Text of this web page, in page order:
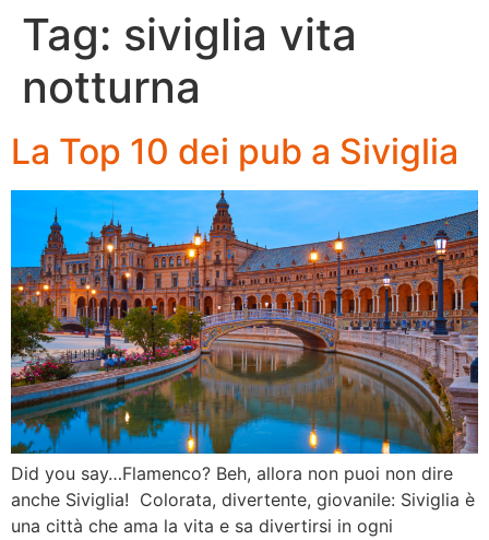
Tag: siviglia vita
notturna
La Top 10 dei pub a Siviglia
Did you say…Flamenco? Beh, allora non puoi non dire
anche Siviglia! Colorata, divertente, giovanile: Siviglia è
una città che ama la vita e sa divertirsi in ogni